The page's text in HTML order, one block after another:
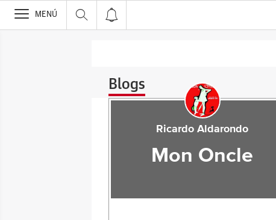
>
MENÚ
Blogs
Ricardo Aldarondo
Mon Oncle